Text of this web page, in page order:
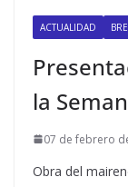
ACTUALIDAD
la
07 de febrero
Obra del